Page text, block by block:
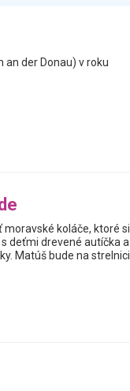
an der Donau) v roku
moravské koláče, ktoré si
deťmi drevené autíčka a
Matúš bude na strelnici